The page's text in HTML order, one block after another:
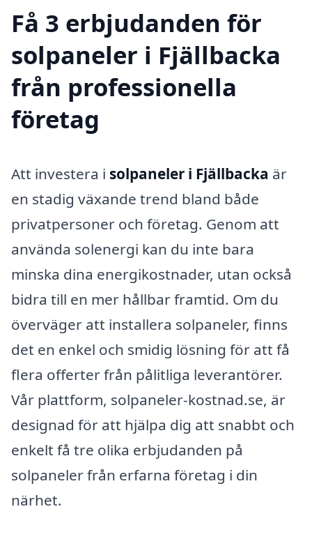
Få 3 erbjudanden för
solpaneler i Fjällbacka
från professionella
företag
Att investera i solpaneler i Fjällbacka är
en stadig växande trend bland både
privatpersoner och företag. Genom att
använda solenergi kan du inte bara
minska dina energikostnader, utan också
bidra till en mer hållbar framtid. Om du
överväger att installera solpaneler, finns
det en enkel och smidig lösning för att få
flera offerter från pålitliga leverantörer.
Vår plattform, solpaneler-kostnad.se, är
designad för att hjälpa dig att snabbt och
enkelt få tre olika erbjudanden på
solpaneler från erfarna företag i din
närhet.